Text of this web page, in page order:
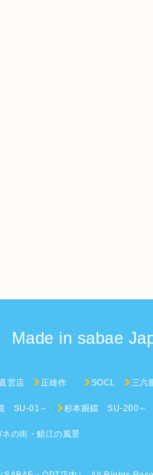
Made in sabae
営店 正雄作 SOCL 三六
SU-01～ 杉本眼鏡 SU-200～
ネの街・鯖江の風景